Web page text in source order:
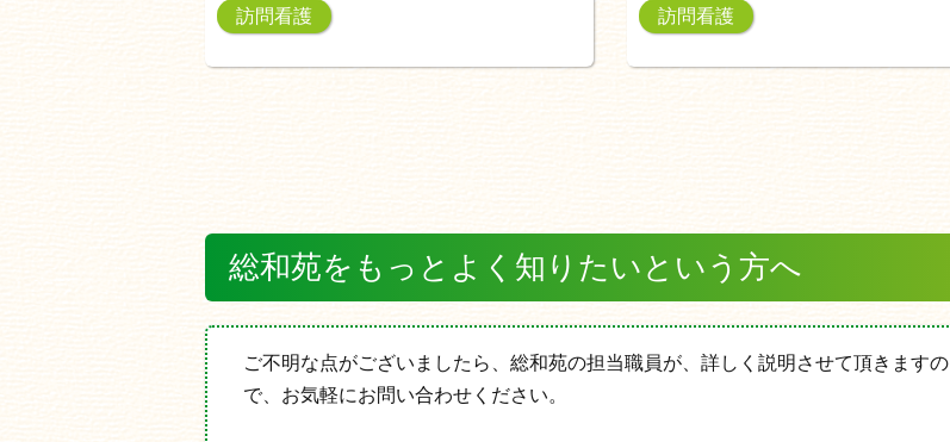
訪問看護 訪問看護
総和苑をもっとよく知りたいという方へ
ご不明な点がございましたら、総和苑の担当職員が、詳しく説明させて頂きますの
で、お気軽にお問い合わせください。